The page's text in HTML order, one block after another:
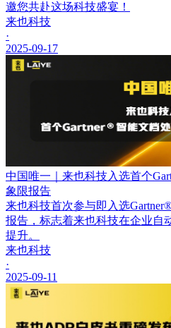
邀您共赴这场科技盛宴！
来也科技
·
2025-09-17
中国唯一｜来也科技入选首个
象限报告
来也科技首次参与即入选
报告，标志着来也科技在企业自
提升。
来也科技
·
2025-09-11